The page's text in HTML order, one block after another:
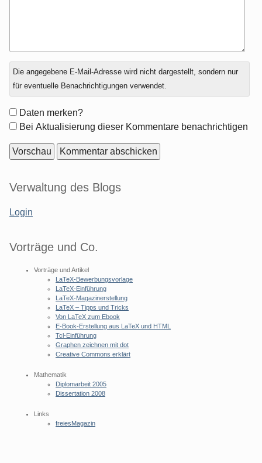
Antwort
zu
Die angegebene E-Mail-Adresse wird nicht dargestellt, sondern nur
für eventuelle Benachrichtigungen verwendet.
Formular-
Optionen
Daten merken?
Bei Aktualisierung dieser Kommentare benachrichtigen
Seitenleiste
Verwaltung des Blogs
Login
Vorträge und Co.
Vorträge und Artikel
LaTeX-Bewerbungsvorlage
LaTeX-Einführung
LaTeX-Magazinerstellung
LaTeX – Tipps und Tricks
Von LaTeX zum Ebook
E-Book-Erstellung aus LaTeX und HTML
Tcl-Einführung
Graphen zeichnen mit dot
Creative Commons erklärt
Mathematik
Diplomarbeit 2005
Dissertation 2008
Links
freiesMagazin